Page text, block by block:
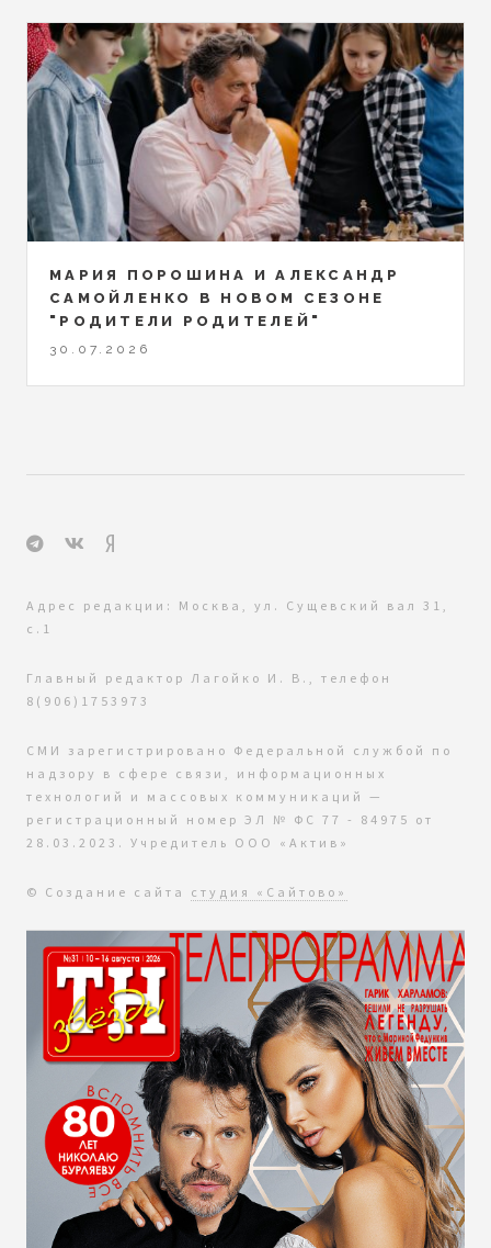
МАРИЯ ПОРОШИНА И АЛЕКСАНДР
САМОЙЛЕНКО В НОВОМ СЕЗОНЕ
"РОДИТЕЛИ РОДИТЕЛЕЙ"
30.07.2026
Адрес редакции: Москва, ул. Сущевский вал 31,
с.1
Главный редактор Лагойко И. В., телефон
8(906)1753973
СМИ зарегистрировано Федеральной службой по
надзору в сфере связи, информационных
технологий и массовых коммуникаций —
регистрационный номер ЭЛ № ФС 77 - 84975 от
28.03.2023. Учредитель ООО «Актив»
© Создание сайта студия «Сайтово»